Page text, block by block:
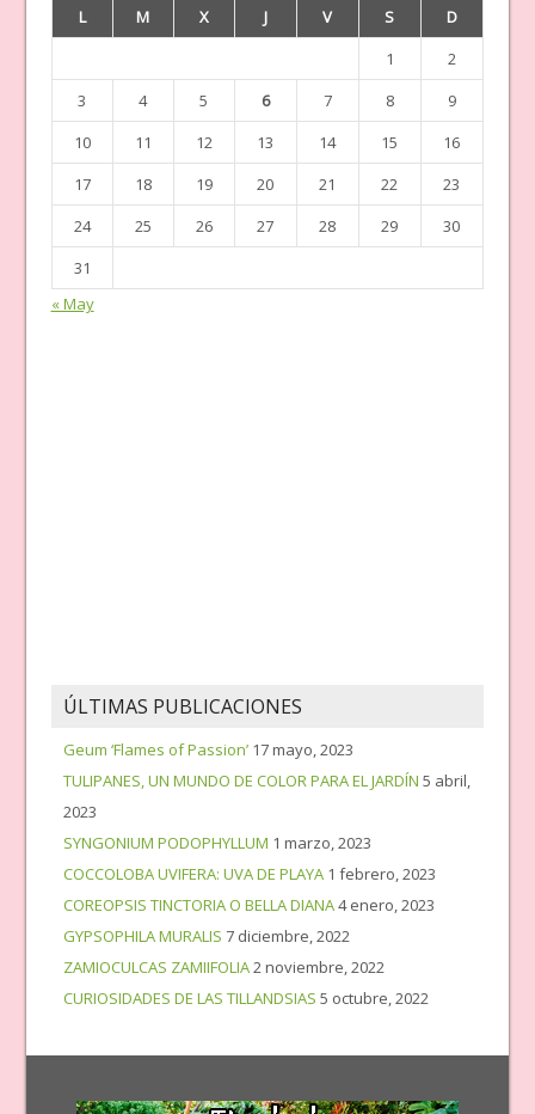
L
M X J V S
D
1
2
3
4 5 6 7 8
9
10
11 12 13 14 15
16
17
18 19 20 21 22
23
24
25 26 27 28 29
30
31
« May
ÚLTIMAS PUBLICACIONES
Geum ‘Flames of Passion’ 17 mayo, 2023
TULIPANES, UN MUNDO DE COLOR PARA EL JARDÍN 5 abril,
2023
SYNGONIUM PODOPHYLLUM 1 marzo, 2023
COCCOLOBA UVIFERA: UVA DE PLAYA 1 febrero, 2023
COREOPSIS TINCTORIA O BELLA DIANA4 enero, 2023
GYPSOPHILA MURALIS 7 diciembre, 2022
ZAMIOCULCAS ZAMIIFOLIA2 noviembre, 2022
CURIOSIDADES DE LAS TILLANDSIAS 5 octubre, 2022